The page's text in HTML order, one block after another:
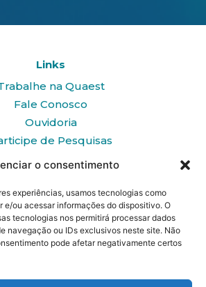
o consentimento
experiências, usamos tecnologias como
e/ou acessar informações do dispositivo. O
tecnologias nos permitirá processar dados
navegação ou IDs exclusivos neste site. Não
pode afetar negativamente certos
Links
na Quaest
Fale Conosco
Ouvidoria
de Pesquisas
+55 31 3018-6195
Cristóvão Colombo, 400
– Belo Horizonte / MG